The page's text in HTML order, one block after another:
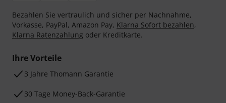
Bezahlen Sie vertraulich und sicher per Nachnahme,
Vorkasse, PayPal, Amazon Pay, Klarna Sofort bezahlen,
Klarna Ratenzahlung oder Kreditkarte.
Ihre Vorteile
3 Jahre Thomann Garantie
30 Tage Money-Back-Garantie